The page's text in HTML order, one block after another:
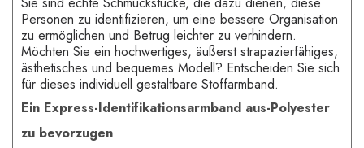
Personen zu identifizieren, um eine bessere Organisation
zu ermöglichen und Betrug leichter zu verhindern.
Möchten Sie ein hochwertiges, äußerst strapazierfähiges,
ästhetisches und bequemes Modell? Entscheiden Sie sich
für dieses individuell gestaltbare Stoffarmband.
Ein Express-Identifikationsarmband aus-Polyester
zu bevorzugen